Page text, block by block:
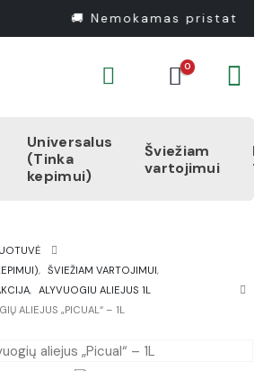
🚚 Nemokamas
0
Universalus
(Tinka
kepimui)
Šviežiam
vartojimui
, ŠVIEŽIAM VARTOJIMUI,
, ALYVUOGIU ALIEJUS 1L
ALIEJUS „PICUAL“ – 1L